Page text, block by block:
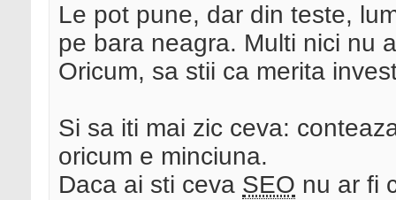
Le pot pune, dar din teste,
pe bara neagra. Multi nici nu
Oricum, sa stii ca merita
Si sa iti mai zic ceva:
oricum e minciuna.
Daca ai sti ceva SEO nu ar fi